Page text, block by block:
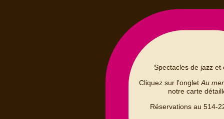
Spectacles de jazz et
Cliquez sur l'onglet Au
notre carte
Réservations au 514-